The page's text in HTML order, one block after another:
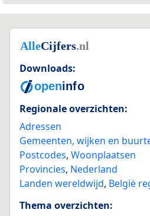
Downloads:
Regionale overzichten:
Adressen
Gemeenten, wijken en
Postcodes, Woonplaatsen
Provincies, Nederland
Landen wereldwijd, België
Thema overzichten: